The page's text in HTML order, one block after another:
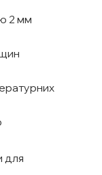
2 мм
для